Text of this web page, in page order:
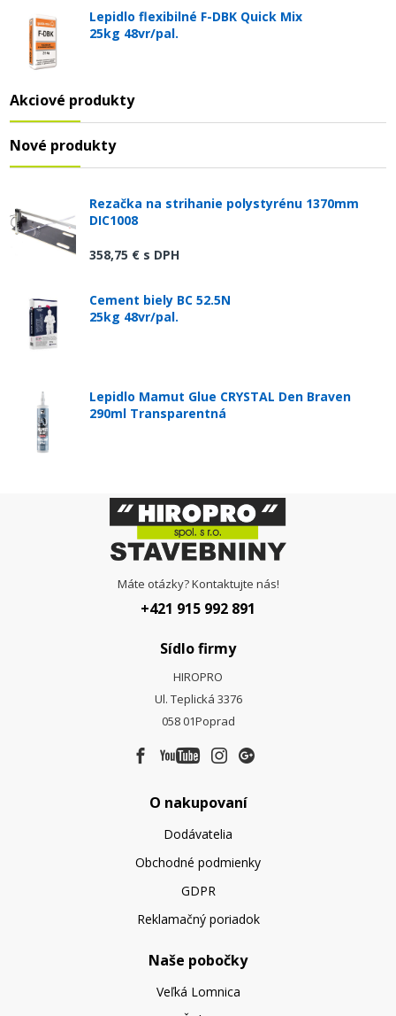
Lepidlo flexibilné F-DBK Quick Mix
25kg 48vr/pal.
Akciové produkty
Nové produkty
Rezačka na strihanie polystyrénu 1370mm
DIC1008
358,75 € s DPH
Cement biely BC 52.5N
25kg 48vr/pal.
Lepidlo Mamut Glue CRYSTAL Den Braven
290ml Transparentná
Máte otázky? Kontaktujte nás!
+421 915 992 891
Sídlo firmy
HIROPRO
Ul. Teplická 3376
058 01Poprad
O nakupovaní
Dodávatelia
Obchodné podmienky
GDPR
Reklamačný poriadok
Naše pobočky
Veľká Lomnica